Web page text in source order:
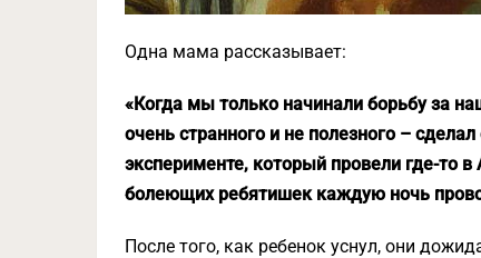
Одна мама рассказывает:
«Когда мы только начинали борьбу за
очень странного и не полезного –
эксперименте, который провели где-то
болеющих ребятишек каждую ночь
После того, как ребенок уснул, они